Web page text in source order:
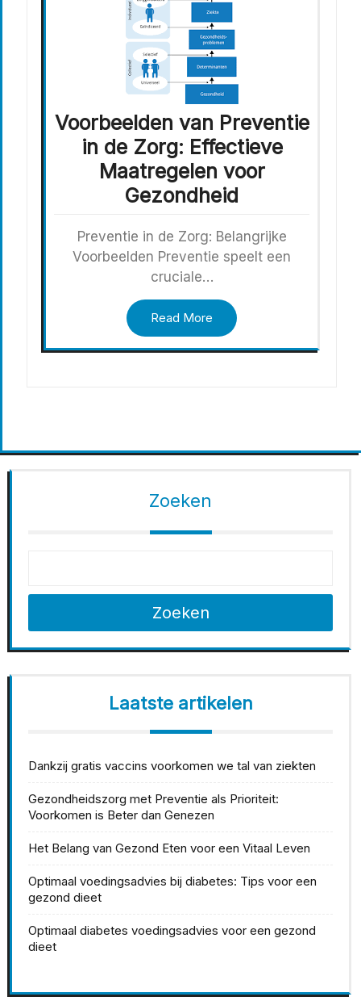
Voorbeelden van Preventie
in de Zorg: Effectieve
Maatregelen voor
Gezondheid
Preventie in de Zorg: Belangrijke
Voorbeelden Preventie speelt een
cruciale…
Read More
Zoeken
Zoeken
Laatste artikelen
Dankzij gratis vaccins voorkomen we tal van ziekten
Gezondheidszorg met Preventie als Prioriteit:
Voorkomen is Beter dan Genezen
Het Belang van Gezond Eten voor een Vitaal Leven
Optimaal voedingsadvies bij diabetes: Tips voor een
gezond dieet
Optimaal diabetes voedingsadvies voor een gezond
dieet